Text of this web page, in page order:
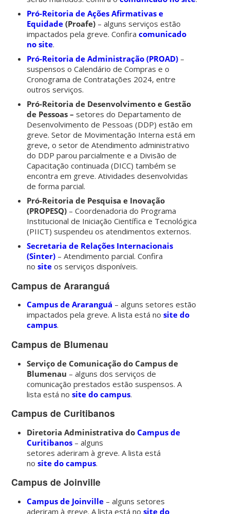
Pró-Reitoria de Ações Afirmativas e
Equidade (Proafe) – alguns serviços estão
impactados pela greve. Confiracomunicado
no site.
Pró-Reitoria de Administração (PROAD) –
suspensos o Calendário de Compras e o
Cronograma de Contratações 2024, entre
outros serviços.
Pró-Reitoria de Desenvolvimento e Gestão
de Pessoas –setores do Departamento de
Desenvolvimento de Pessoas (DDP) estão em
greve. Setor de Movimentação Interna está em
greve, o setor de Atendimento administrativo
do DDP parou parcialmente e a Divisão de
Capacitação continuada (DICC) também se
encontra em greve. Atividades desenvolvidas
de forma parcial.
Pró-Reitoria de Pesquisa e Inovação
(PROPESQ) – Coordenadoria do Programa
Institucional de Iniciação Científica e Tecnológica
(PIICT) suspendeu os atendimentos externos.
Secretaria de Relações Internacionais
(Sinter) – Atendimento parcial. Confira
nosite os serviços disponíveis.
Campus de Araranguá
Campus de Araranguá – alguns setores estão
impactados pela greve. A lista está nosite do
campus.
Campus de Blumenau
Serviço de Comunicação do Campus de
Blumenau – alguns dos serviços de
comunicação prestados estão suspensos. A
lista está nosite do campus.
Campus de Curitibanos
Diretoria Administrativa doCampus de
Curitibanos – alguns
setores aderiram à greve. A lista está
nosite do campus.
Campus de Joinville
Campus de Joinville – alguns setores
aderiram à greve. A lista está nosite do